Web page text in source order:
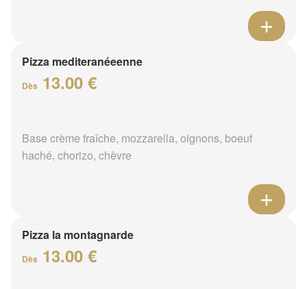
Pizza mediteranéeenne
Dès 13.00 €
Base crème fraîche, mozzarella, oignons, boeuf
haché, chorizo, chèvre
Pizza la montagnarde
Dès 13.00 €